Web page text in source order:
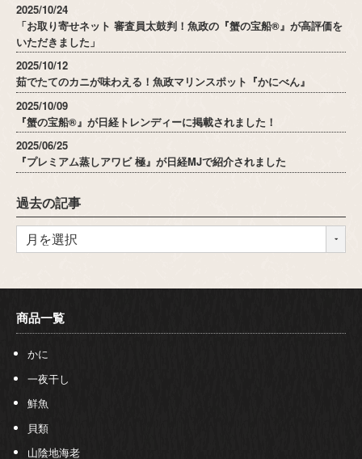
2025/10/24
「お取り寄せネット 審査員太鼓判！魚政の『蟹の宝船®』が高評価を
いただきました」
2025/10/12
茹でたてのカニが味わえる！魚政マリンスポット『かにべん』
2025/10/09
『蟹の宝船®』が日経トレンディーに掲載されました！
2025/06/25
『プレミアム蒸しアワビ 極』が日経MJで紹介されました
過去の記事
商品一覧
かに
一夜干し
鮮魚
貝類
山陰地海老